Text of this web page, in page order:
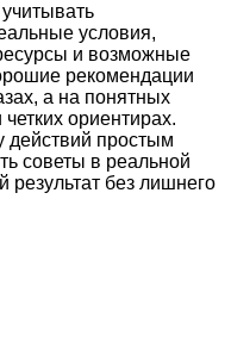
условия,
и возможные
рекомендации
а на понятных
ориентирах.
действий простым
советы в реальной
результат без лишнего